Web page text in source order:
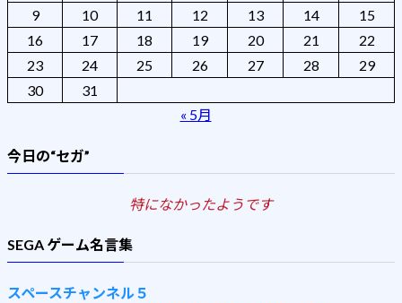
9
10 11 12 13 14
15
16
17 18 19 20 21
22
23
24 25 26 27 28
29
30
31
« 5月
今日の“セガ”
特になかったようです
SEGA ゲーム名言集
スペースチャンネル５